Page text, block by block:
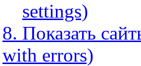
settings)
8. Показать
with errors)